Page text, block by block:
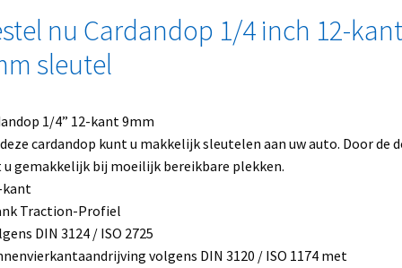
nu Cardandop 1/4 inch 12-kant
sleutel
1/4” 12-kant 9mm
cardandop kunt u makkelijk sleutelen aan uw auto. Door de
u gemakkelijk bij moeilijk bereikbare plekken.
kant
Traction-Profiel
DIN 3124 / ISO 2725
volgens DIN 3120 / ISO 1174 met